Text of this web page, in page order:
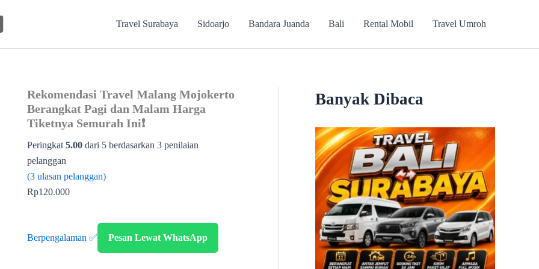
Travel Surabaya Sidoarjo Bandara Juanda Bali Rental Mobil Travel Umroh
Rekomendasi Travel Malang Mojokerto
Berangkat Pagi dan Malam Harga
Tiketnya Semurah Ini❗
Peringkat 5.00dari 5 berdasarkan 3penilaian
pelanggan
(3ulasan pelanggan)
Rp120.000
Berpengalaman ✅ Pesan Lewat WhatsApp
Banyak Dibaca